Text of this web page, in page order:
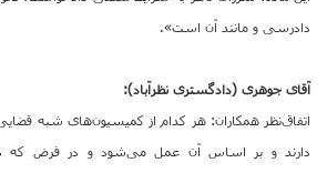
دادرسی و مانند آن است».
آقای جوهری (دادگستری نظرآباد):
اتفاق‌نظر همكاران: هر كدام از كمیسیون‌های شبه
دارند و بر اساس آن عمل می‌شود و در فرض كه